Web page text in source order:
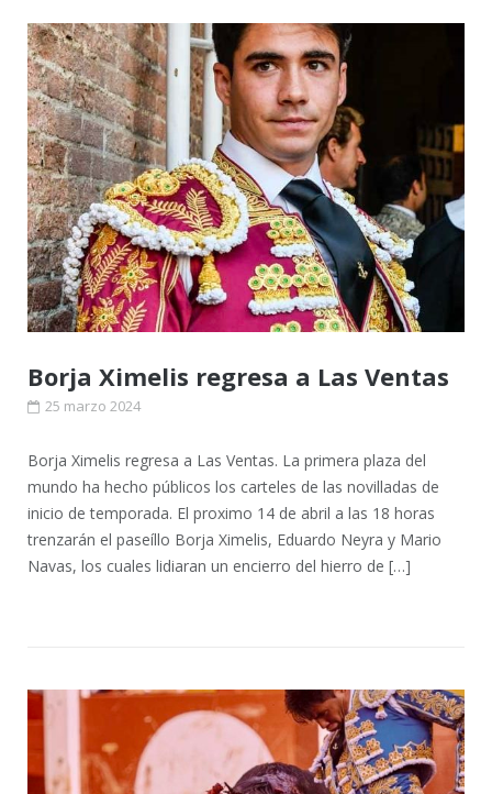
Borja Ximelis regresa a Las Ventas
25 marzo 2024
Borja Ximelis regresa a Las Ventas. La primera plaza del
mundo ha hecho públicos los carteles de las novilladas de
inicio de temporada. El proximo 14 de abril a las 18 horas
trenzarán el paseíllo Borja Ximelis, Eduardo Neyra y Mario
Navas, los cuales lidiaran un encierro del hierro de […]